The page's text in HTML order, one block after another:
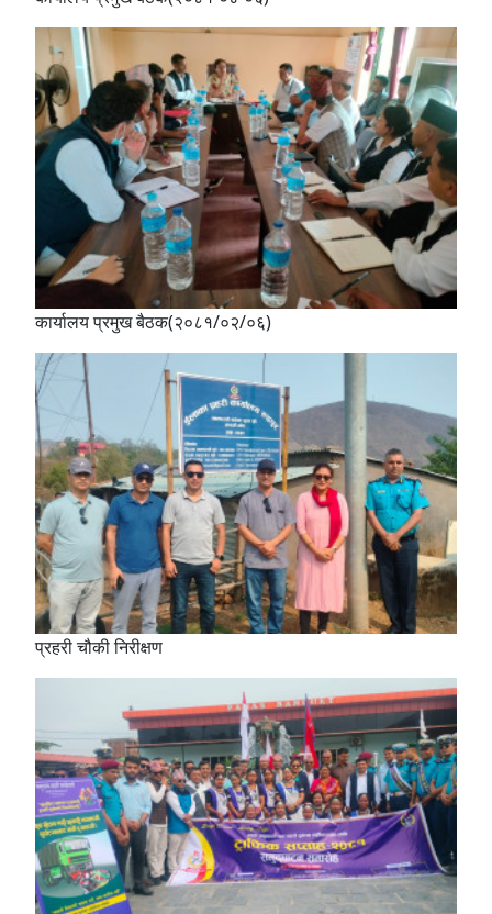
कार्यालय प्रमुख बैठक(२०८१/०२/०६)
प्रहरी चौकी निरीक्षण